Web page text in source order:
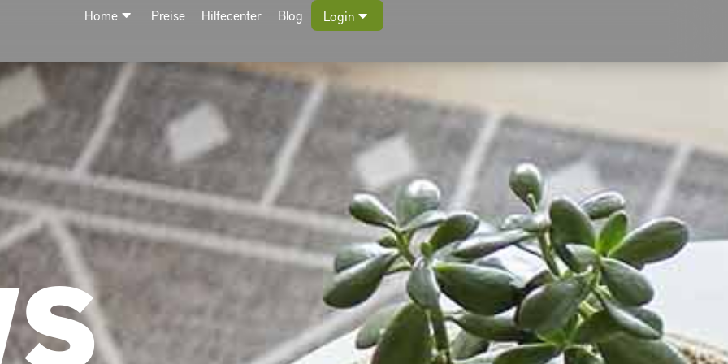
Home Preise Hilfecenter Blog Login